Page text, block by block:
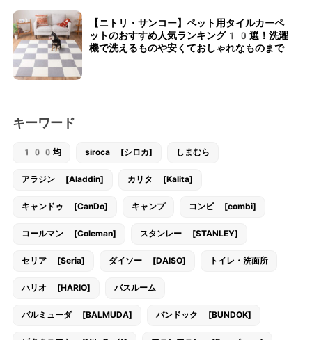
【ニトリ・サンコー】ペット用タイルカーペ
ットのおすすめ人気ランキング10選！洗濯
機で洗えるものや安くておしゃれなものまで
キーワード
100均 siroca [シロカ] しまむら
アラジン [Aladdin] カリタ [Kalita]
キャンドゥ [CanDo] キャンプ コンビ [combi]
コールマン [Coleman] スタンレー [STANLEY]
セリア [Seria] ダイソー [DAISO] トイレ・洗面所
ハリオ [HARIO] バスルーム
バルミューダ [BALMUDA] バンドック [BUNDOK]